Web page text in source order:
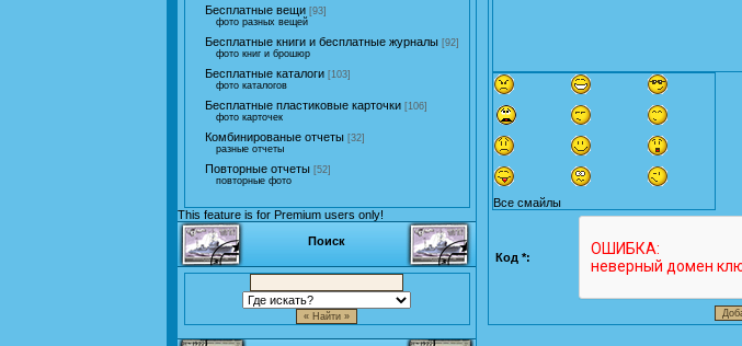
Бесплатные вещи [93]
фото разных вещей
Бесплатные книги и бесплатные журналы [92]
фото книг и брошюр
Бесплатные каталоги [103]
фото каталогов
Бесплатные пластиковые карточки [106]
фото карточек
Комбинированые отчеты [32]
разные отчеты
Повторные отчеты [52]
повторные фото
This feature is for Premium users only!
Поиск
Все смайлы
Код *: